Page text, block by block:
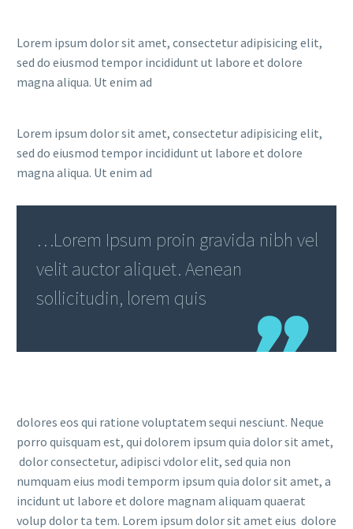
Lorem ipsum dolor sit amet, consectetur adipisicing elit,
sed do eiusmod tempor incididunt ut labore et dolore
magna aliqua. Ut enim ad
Lorem ipsum dolor sit amet, consectetur adipisicing elit,
sed do eiusmod tempor incididunt ut labore et dolore
magna aliqua. Ut enim ad
…Lorem Ipsum proin gravida nibh vel
velit auctor aliquet. Aenean
sollicitudin, lorem quis
dolores eos qui ratione voluptatem sequi nesciunt. Neque
porro quisquam est, qui dolorem ipsum quia dolor sit amet,
dolor consectetur, adipisci vdolor elit, sed quia non
numquam eius modi temporm ipsum quia dolor sit amet, a
incidunt ut labore et dolore magnam aliquam quaerat
volup dolor ta tem. Lorem ipsum dolor sit amet eius dolore